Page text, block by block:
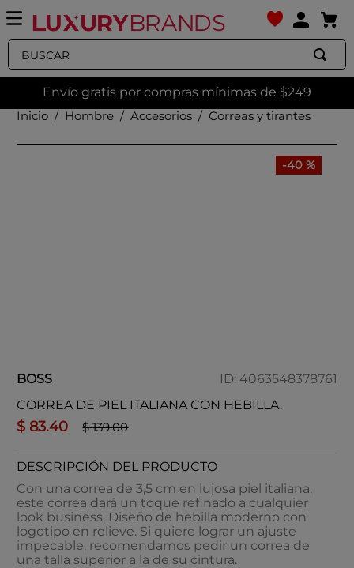
Buscar
Envío gratis por compras mínimas de $249
Hombre
Accesorios Correas y tirantes
-40 %
BOSS ID: 4063548378761
CORREA DE PIEL ITALIANA CON HEBILLA.
$ 83.40 $ 139.00
DESCRIPCIÓN DEL PRODUCTO
Con una correa de 3,5 cm en lujosa piel italiana,
este correa dará un toque refinado a cualquier
look business. Diseño de hebilla moderno con
logotipo en relieve. Si quiere lograr un ajuste
impecable, recomendamos pedir un correa de
una talla superior a la de su cintura.